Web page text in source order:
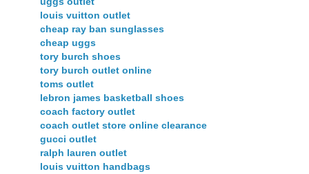
louis vuitton outlet
cheap ray ban sunglasses
cheap uggs
tory burch shoes
tory burch outlet online
toms outlet
lebron james basketball shoes
coach factory outlet
coach outlet store online clearance
gucci outlet
ralph lauren outlet
louis vuitton handbags